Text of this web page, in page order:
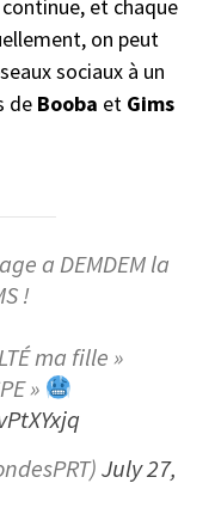
et chaque
on peut
sociaux à un
de Booba et Gims
a DEMDEM la
!
ma fille »
»
July 27,